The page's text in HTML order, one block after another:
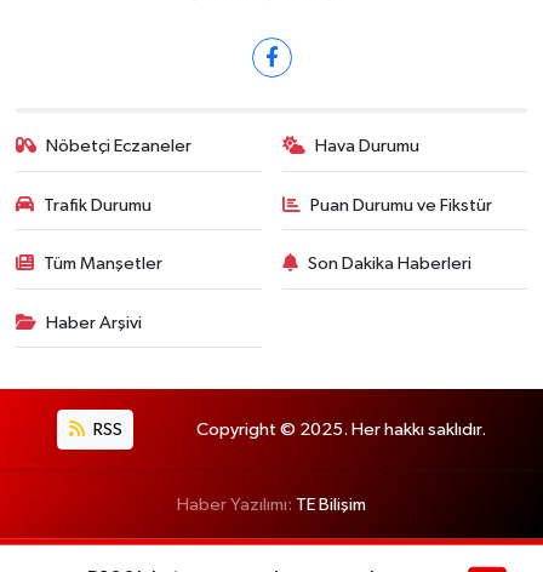
Nöbetçi Eczaneler Hava Durumu
Trafik Durumu Puan Durumu ve Fikstür
Tüm Manşetler Son Dakika Haberleri
Haber Arşivi
RSS Copyright © 2025. Her hakkı saklıdır.
Haber Yazılımı: TE Bilişim